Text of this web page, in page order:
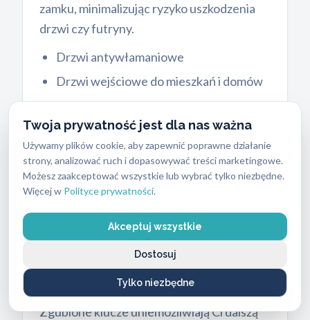
Twoja prywatność jest dla nas ważna
Używamy plików cookie, aby zapewnić poprawne działanie
strony, analizować ruch i dopasowywać treści marketingowe.
Możesz zaakceptować wszystkie lub wybrać tylko niezbędne.
Więcej w Polityce prywatności.
Akceptuj wszystkie
Tylko niezbędne
Dostosuj
zamku, minimalizując ryzyko uszkodzenia
drzwi czy futryny.
Drzwi antywłamaniowe
Drzwi wejściowe do mieszkań i domów
Drzwi wewnętrzne
Zamki garażowe i bramy
Skrzynki pocztowe, kasetki, sejfy
Awaryjne otwieranie
samochodów w Gdańsku
Zatrzasnąłeś kluczyki w samochodzie?
Zgubione klucze uniemożliwiają Ci dalszą